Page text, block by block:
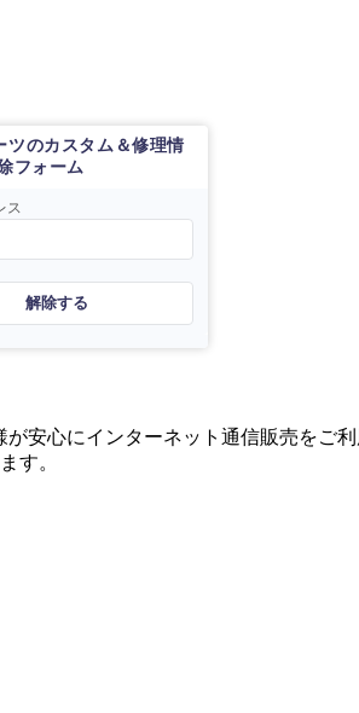
ツのカスタム＆修理情
フォーム
ス
解除する
安心にインターネット通信販売を
す。